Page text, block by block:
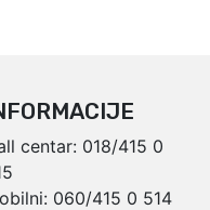
centar: 018/415 0
060/415 0 514